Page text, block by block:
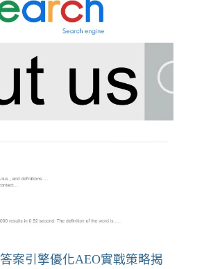
案引擎優化AEO實戰策略揭